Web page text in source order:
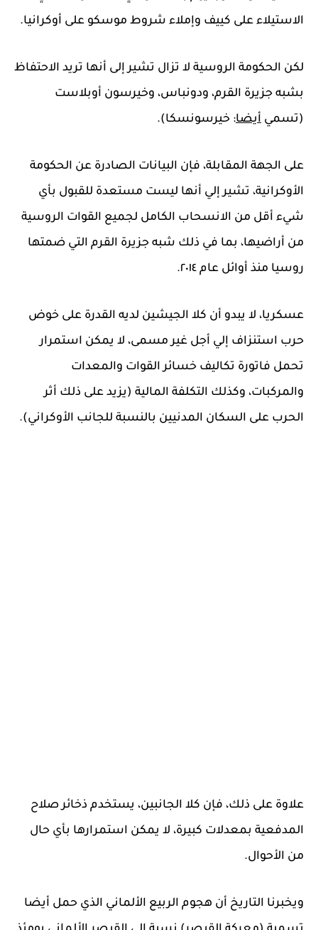
الاستيلاء على كييف وإملاء شروط موسكو على أوكرانيا.
لكن الحكومة الروسية لا تزال تشير إلى أنها تريد الاحتفاظ
بشبه جزيرة القرم، ودونباس، وخيرسون أوبلاست
(تسمي أيضا: خيرسونسكا).
على الجهة المقابلة، فإن البيانات الصادرة عن الحكومة
الأوكرانية، تشير إلي أنها ليست مستعدة للقبول بأي
شيء أقل من الانسحاب الكامل لجميع القوات الروسية
من أراضيها، بما في ذلك شبه جزيرة القرم التي ضمتها
روسيا منذ أوائل عام ٢٠١٤.
عسكريا، لا يبدو أن كلا الجيشين لديه القدرة على خوض
حرب استنزاف إلي أجل غير مسمى، لا يمكن استمرار
تحمل فاتورة تكاليف خسائر القوات والمعدات
والمركبات، وكذلك التكلفة المالية (يزيد على ذلك أثر
الحرب على السكان المدنيين بالنسبة للجانب الأوكراني).
علاوة على ذلك، فإن كلا الجانبين، يستخدم ذخائر صلاح
المدفعية بمعدلات كبيرة، لا يمكن استمرارها بأي حال
من الأحوال.
ويخبرنا التاريخ أن هجوم الربيع الألماني الذي حمل أيضا